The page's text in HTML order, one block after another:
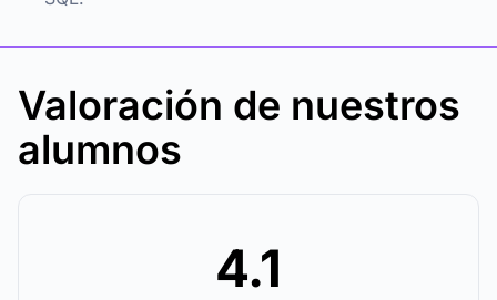
Valoración de nuestros
alumnos
4.1